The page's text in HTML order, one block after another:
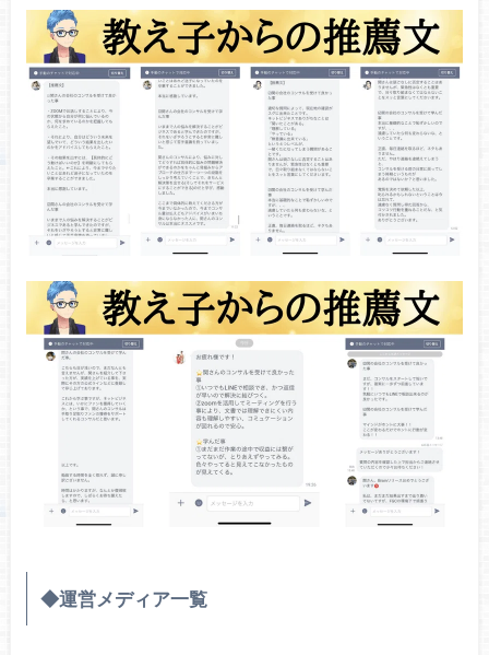
◆運営メディア一覧